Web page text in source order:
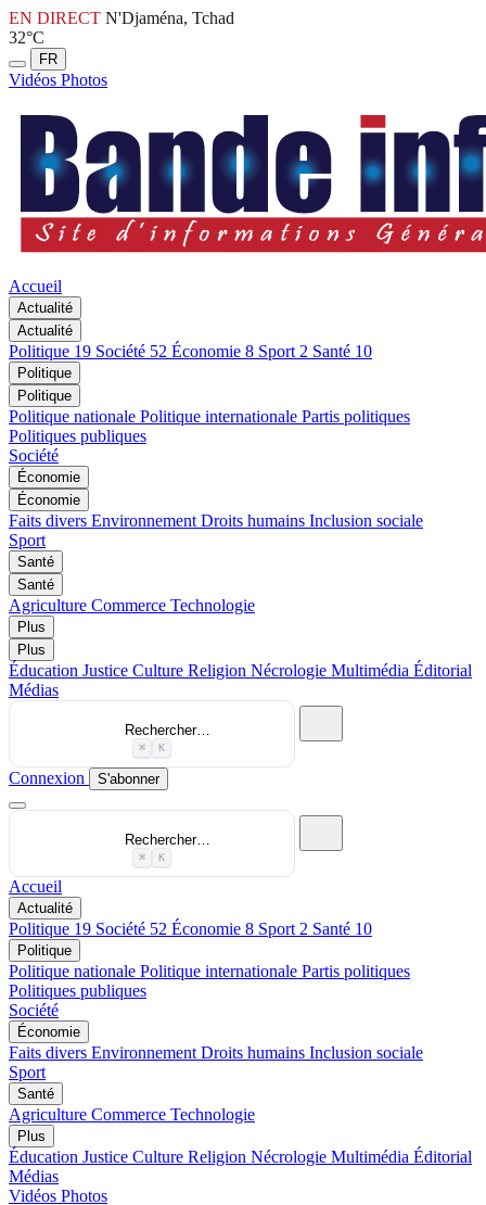
EN DIRECT N'Djaména, Tchad
32°C
FR
Vidéos Photos
Accueil
Actualité
Actualité
Politique 19 Société 52 Économie 8 Sport 2 Santé 10
Politique
Politique
Politique nationale Politique internationale Partis politiques
Politiques publiques
Société
Économie
Économie
Faits divers Environnement Droits humains Inclusion sociale
Sport
Santé
Santé
Agriculture Commerce Technologie
Plus
Plus
Éducation Justice Culture Religion Nécrologie Multimédia Éditorial
Médias
Rechercher…
⌘ K
Connexion S'abonner
Rechercher…
⌘ K
Accueil
Actualité
Politique 19 Société 52 Économie 8 Sport 2 Santé 10
Politique
Politique nationale Politique internationale Partis politiques
Politiques publiques
Société
Économie
Faits divers Environnement Droits humains Inclusion sociale
Sport
Santé
Agriculture Commerce Technologie
Plus
Éducation Justice Culture Religion Nécrologie Multimédia Éditorial
Médias
Vidéos Photos